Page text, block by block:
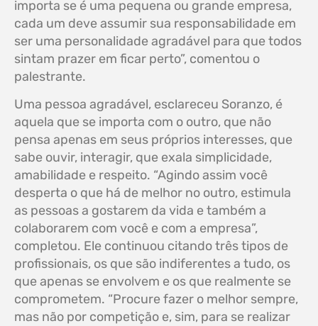
importa se é uma pequena ou grande empresa,
cada um deve assumir sua responsabilidade em
ser uma personalidade agradável para que todos
sintam prazer em ficar perto”, comentou o
palestrante.
Uma pessoa agradável, esclareceu Soranzo, é
aquela que se importa com o outro, que não
pensa apenas em seus próprios interesses, que
sabe ouvir, interagir, que exala simplicidade,
amabilidade e respeito. “Agindo assim você
desperta o que há de melhor no outro, estimula
as pessoas a gostarem da vida e também a
colaborarem com você e com a empresa”,
completou. Ele continuou citando três tipos de
profissionais, os que são indiferentes a tudo, os
que apenas se envolvem e os que realmente se
comprometem. “Procure fazer o melhor sempre,
mas não por competição e, sim, para se realizar